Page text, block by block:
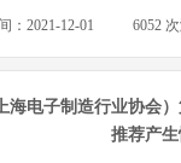
： 2021-12-01 6052
海电子制造行业协会
推荐产